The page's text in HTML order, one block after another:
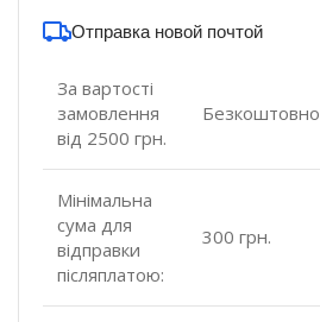
Отправка новой почтой
За вартості
замовлення
від 2500 грн.
Безкоштовно
Мінімальна
сума для
відправки
післяплатою:
300 грн.